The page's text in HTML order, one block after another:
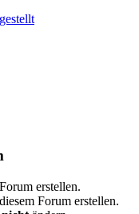
erstellen.
Forum erstellen.